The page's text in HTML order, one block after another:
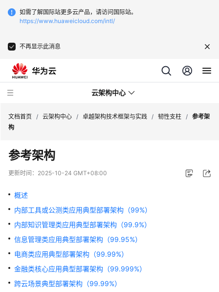
如需了解国际站更多云产品，请访问国际站。
https://www.huaweicloud.com/intl/
不再显示此消息
云架构中心
越
架
技
术
框
架
实
践
越
文档首页 / 云架构中心 / 卓越架构技术框架与实践 / 韧性支柱 / 参考架
构
参考架构
更新时间： 2025-10-24 GMT+08:00
概述
内部工具或公测类应用典型部署架构（99%）
内部知识管理类应用典型部署架构（99.9%）
信息管理类应用典型部署架构（99.95%）
电商类应用典型部署架构（99.99%）
金融类核心应用典型部署架构（99.999%）
跨云场景典型部署架构（99.99%）